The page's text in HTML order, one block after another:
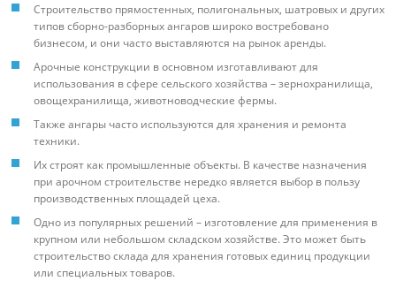
Строительство прямостенных, полигональных, шатровых и других
типов сборно-разборных ангаров широко востребовано
бизнесом, и они часто выставляются на рынок аренды.
Арочные конструкции в основном изготавливают для
использования в сфере сельского хозяйства – зернохранилища,
овощехранилища, животноводческие фермы.
Также ангары часто используются для хранения и ремонта
техники.
Их строят как промышленные объекты. В качестве назначения
при арочном строительстве нередко является выбор в пользу
производственных площадей цеха.
Одно из популярных решений – изготовление для применения в
крупном или небольшом складском хозяйстве. Это может быть
строительство склада для хранения готовых единиц продукции
или специальных товаров.